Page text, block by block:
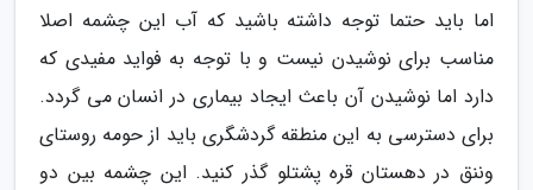
اما باید حتما توجه داشته باشید که آب این چشمه اصلا
مناسب برای نوشیدن نیست و با توجه به فواید مفیدی که
دارد اما نوشیدن آن باعث ایجاد بیماری در انسان می گردد.
برای دسترسی به این منطقه گردشگری باید از حومه روستای
وننق در دهستان قره پشتلو گذر کنید. این چشمه بین دو